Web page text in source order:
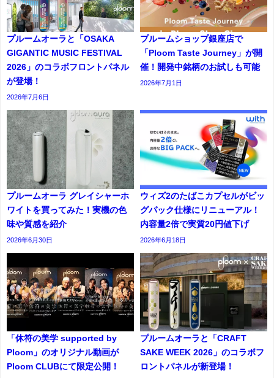
プルームオーラと「OSAKA
GIGANTIC MUSIC FESTIVAL
2026」のコラボフロントパネル
が登場！
2026年7月6日
プルームショップ銀座店で
「Ploom Taste Journey」が開
催！開発中銘柄のお試しも可能
2026年7月1日
プルームオーラ グレイシャーホ
ワイトを買ってみた！実機の色
味や質感を紹介
2026年6月30日
ウィズ2のたばこカプセルがビッ
グパック仕様にリニューアル！
内容量2倍で実質20円値下げ
2026年6月18日
「休符の美学 supported by
Ploom」のオリジナル動画が
Ploom CLUBにて限定公開！
プルームオーラと「CRAFT
SAKE WEEK 2026」のコラボフ
ロントパネルが新登場！